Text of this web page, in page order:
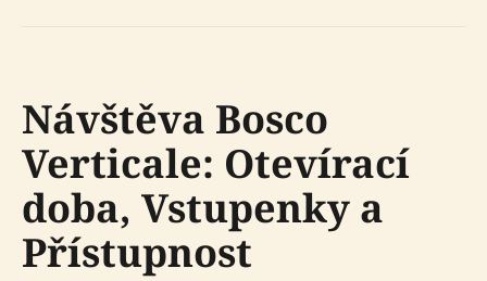
Návštěva Bosco
Verticale: Otevírací
doba, Vstupenky a
Přístupnost